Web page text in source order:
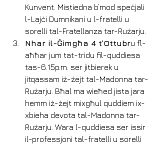
Kunvent. Mistiedna b’mod speċjali
l-Lajċi Dumnikani u l-fratelli u
sorelli tal-Fratellanza tar-Rużarju.
Nhar il-Ġimgħa 4 t’Ottubru fl-
aħħar jum tat-tridu fil-quddiesa
tas-6.15p.m. ser jitbierek u
jitqassam iż-żejt tal-Madonna tar-
Rużarju. Bħal ma wieħed jista jara
hemm iż-żejt mixgħul quddiem ix-
xbieha devota tal-Madonna tar-
Rużarju. Wara l-quddiesa ser issir
il-professjoni tal-fratelli u sorelli